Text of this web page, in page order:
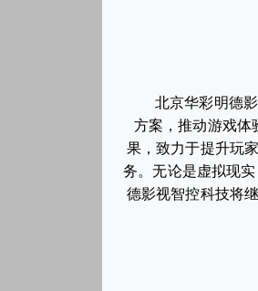
北京华彩明德
方案，推动游戏体
果，致力于提升玩
务。无论是虚拟现
德影视智控科技将